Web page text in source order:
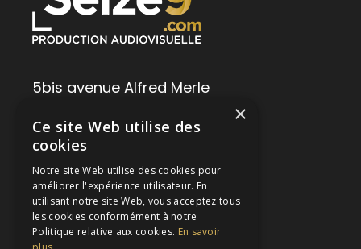
5bis avenue Alfred Merle
Tél. :06 64 23 49 29
×
Ce site Web utilise des
cookies
Notre site Web utilise des cookies pour
améliorer l'expérience utilisateur. En
utilisant notre site Web, vous acceptez tous
les cookies conformément à notre
Politique relative aux cookies. En savoir